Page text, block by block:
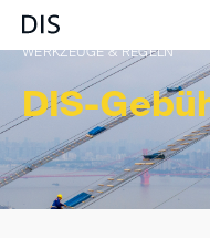
DIS-
WERKZEUGE & REGELN